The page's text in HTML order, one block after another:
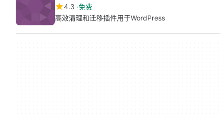
4.3 免费
高效清理和迁移插件用于WordPress